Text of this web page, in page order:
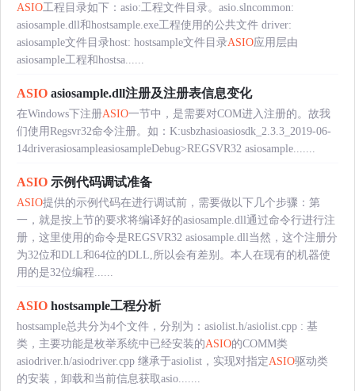
ASIO工程目录如下：asio:工程文件目录。asio.slncommon:
asiosample.dll和hostsample.exe工程使用的公共文件 driver:
asiosample文件目录host: hostsample文件目录ASIO应用层由
asiosample工程和hostsa......
ASIO asiosample.dll注册及注册表信息变化
在Windows下注册ASIO一节中，是需要对COM进入注册的。故我
们使用Regsvr32命令注册。如：K:usbzhasioasiosdk_2.3.3_2019-06-
14driverasiosampleasiosampleDebug>REGSVR32 asiosample.......
ASIO 示例代码调试准备
ASIO提供的示例代码在进行调试前，需要做以下几个步骤：第
一，就是按上节的要求将编译好的asiosample.dll通过命令行进行注
册，这里使用的命令是REGSVR32 asiosample.dll当然，这个注册分
为32位和DLL和64位的DLL,所以会有差别。本人在现有的机器使
用的是32位编程......
ASIO hostsample工程分析
hostsample总共分为4个文件，分别为：asiolist.h/asiolist.cpp : 基
类，主要功能是枚举系统中已经安装的ASIO的COMM类
asiodriver.h/asiodriver.cpp 继承于asiolist，实现对指定ASIO驱动类
的安装，卸载和当前信息获取asio.......